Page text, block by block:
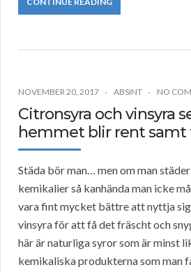
NOVEMBER 20, 2017 ABSINT NO
Citronsyra och vinsyra
hemmet blir rent samt
Städa bör man… men om man
kemikalier så kanhända man icke
vara fint mycket bättre att nyttja
vinsyra för att få det fräscht och
här är naturliga syror som är minst
kemikaliska produkterna som man